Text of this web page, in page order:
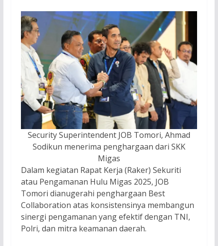
Security Superintendent JOB Tomori, Ahmad
Sodikun menerima penghargaan dari SKK
Migas
Dalam kegiatan Rapat Kerja (Raker) Sekuriti
atau Pengamanan Hulu Migas 2025, JOB
Tomori dianugerahi penghargaan Best
Collaboration atas konsistensinya membangun
sinergi pengamanan yang efektif dengan TNI,
Polri, dan mitra keamanan daerah.